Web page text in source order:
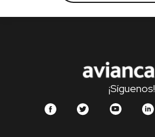
¡Síguenos!